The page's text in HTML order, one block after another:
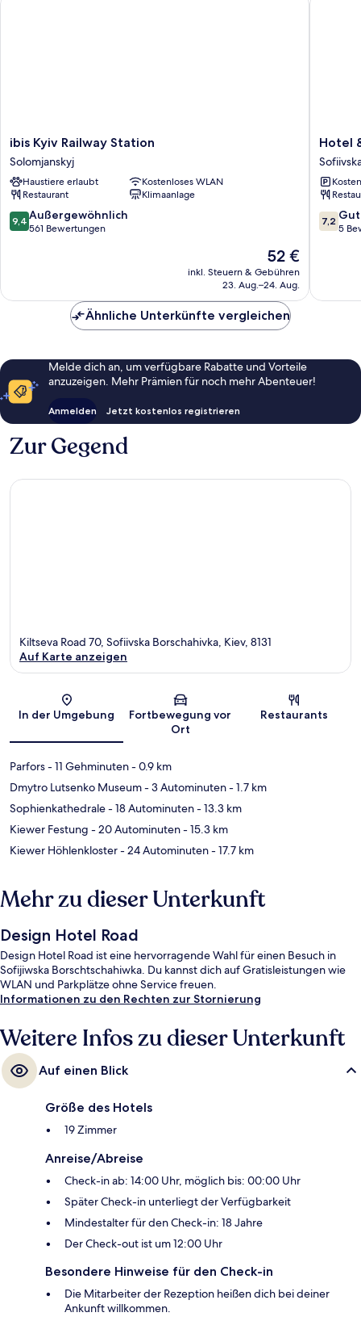
ibis
Kyiv
Railway
Station
Solomjanskyj
ibis Kyiv Railway Station
Solomjanskyj
Haustiere erlaubt
Kostenloses WLAN
Restaurant
Klimaanlage
9.4
von
9,4 Außergewöhnlich
561 Bewertungen
Der
Preis
beträgt
52 €
inkl. Steuern & Gebühren
23. Aug.–24. Aug.
Hotel
&
Zhuliany
City
Sofiivska
Hotel
7.2
von
7,2 Gut
5
Ähnliche Unterkünfte vergleichen
Melde dich an, um verfügbare Rabatte und Vorteile
anzuzeigen. Mehr Prämien für noch mehr Abenteuer!
Anmelden Jetzt kostenlos registrieren
Zur Gegend
Karte
Kiltseva Road 70, Sofiivska Borschahivka, Kiev, 8131
Auf Karte anzeigen
In der Umgebung
Fortbewegung vor
Ort
Restaurants
Parfors- 11 Gehminuten- 0.9 km
Dmytro Lutsenko Museum- 3 Autominuten- 1.7 km
Sophienkathedrale- 18 Autominuten- 13.3 km
Kiewer Festung - 20 Autominuten- 15.3 km
Kiewer Höhlenkloster- 24 Autominuten- 17.7 km
Mehr zu dieser Unterkunft
Design Hotel Road
Design Hotel Road ist eine hervorragende Wahl für einen Besuch in
Sofijiwska Borschtschahiwka. Du kannst dich auf Gratisleistungen wie
WLAN und Parkplätze ohne Service freuen.
Informationen zu den Rechten zur Stornierung
Weitere Infos zu dieser Unterkunft
Auf einen Blick
Größe des Hotels
19 Zimmer
Anreise/Abreise
Check-in ab: 14:00 Uhr, möglich bis: 00:00 Uhr
Später Check-in unterliegt der Verfügbarkeit
Mindestalter für den Check-in: 18 Jahre
Der Check-out ist um 12:00 Uhr
Besondere Hinweise für den Check-in
Die Mitarbeiter der Rezeption heißen dich bei deiner
Ankunft willkommen.